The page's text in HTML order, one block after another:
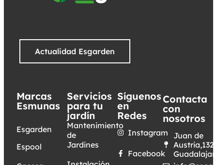
Actualidad Esgarden
Marcas
Esmunas
Esgarden
Espool
Servicios
para tu
jardín
Mantenimiento
de
Jardines
Síguenos
en
Redes
Instagram
Facebook
Contacta
con
nosotros
Juan de
Austria,132.